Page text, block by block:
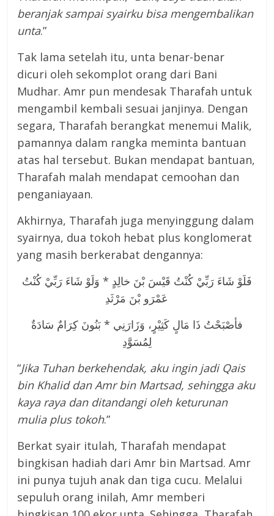
beranjak sampai syairku bisa mengembalikan
unta.”
Tak lama setelah itu, unta benar-benar
dicuri oleh sekomplot orang dari Bani
Mudhar. Amr pun mendesak Tharafah untuk
mengambil kembali sesuai janjinya. Dengan
segara, Tharafah berangkat menemui Malik,
pamannya dalam rangka meminta bantuan
atas hal tersebut. Bukan mendapat bantuan,
Tharafah malah mendapat cemoohan dan
penganiayaan.
Akhirnya, Tharafah juga menyinggung dalam
syairnya, dua tokoh hebat plus konglomerat
yang masih berkerabat dengannya:
فَلَوْ شَاءَ رَبِّيْ كُنْتُ قَيْسَ بْنَ خالِدٍ * وَلَوْ شَاءَ رَبِّيْ كُنْتُ
عَمْرَو بْنَ مَرْثَدِ
فأصْبَحْتُ ذَا مَالٍ كَثِيْرٍ، وَزَارَنِي * بَنُونَ كِرَامٌ سَادَةٌ
لِمُسَوَّدِ
“Jika Tuhan berkehendak, aku ingin jadi Qais
bin Khalid dan Amr bin Martsad, sehingga aku
kaya raya dan ditandangi oleh keturunan
mulia plus tokoh.”
Berkat syair itulah, Tharafah mendapat
bingkisan hadiah dari Amr bin Martsad. Amr
ini punya tujuh anak dan tiga cucu. Melalui
sepuluh orang inilah, Amr memberi